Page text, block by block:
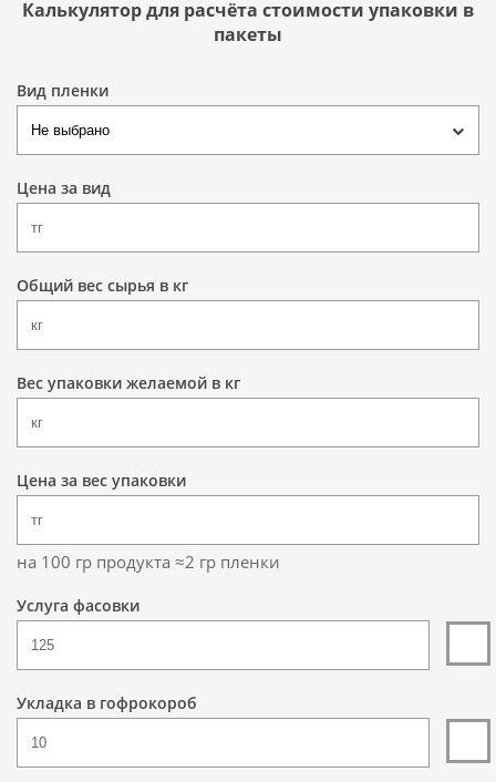
Калькулятор для расчёта стоимости упаковки в
пакеты
Вид пленки
Цена за вид
Общий вес сырья в кг
Вес упаковки желаемой в кг
Цена за вес упаковки
на 100 гр продукта ≈2 гр пленки
Услуга фасовки
Укладка в гофрокороб